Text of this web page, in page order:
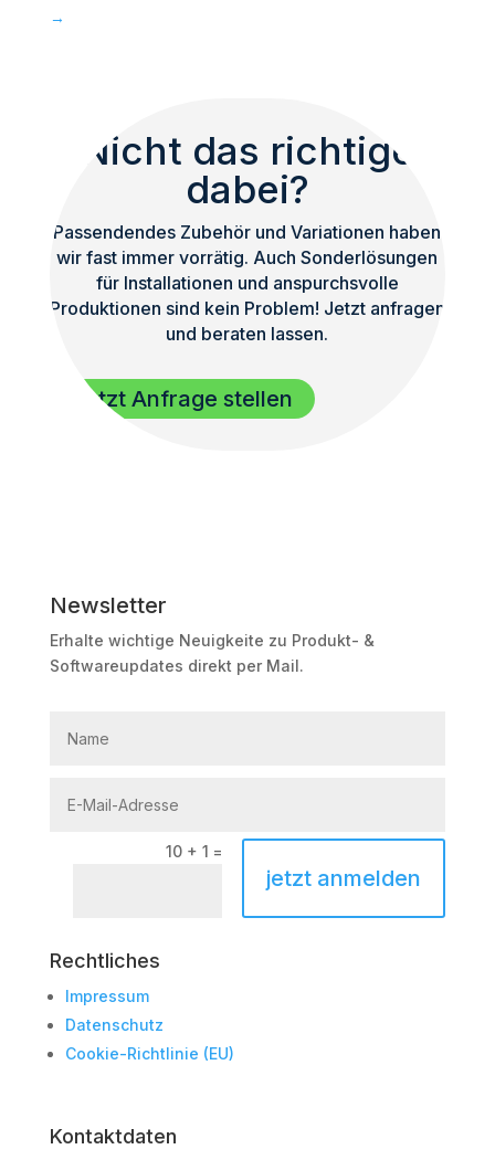
→
Nicht das richtige
dabei?
Passendendes Zubehör und Variationen haben
wir fast immer vorrätig. Auch Sonderlösungen
für Installationen und anspurchsvolle
Produktionen sind kein Problem! Jetzt anfragen
und beraten lassen.
Jetzt Anfrage stellen
Newsletter
Erhalte wichtige Neuigkeite zu Produkt- &
Softwareupdates direkt per Mail.
10 + 1 =
jetzt anmelden
Rechtliches
Impressum
Datenschutz
Cookie-Richtlinie (EU)
Kontaktdaten